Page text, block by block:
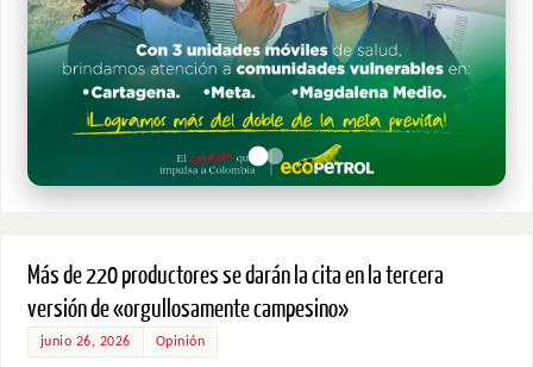
Más de 220 productores se darán la cita en la tercera
versión de «orgullosamente campesino»
junio 26, 2026 Opinión